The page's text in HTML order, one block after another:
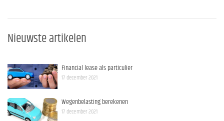
Nieuwste artikelen
Financial lease als particulier
17 december 2021
Wegenbelasting berekenen
17 december 2021